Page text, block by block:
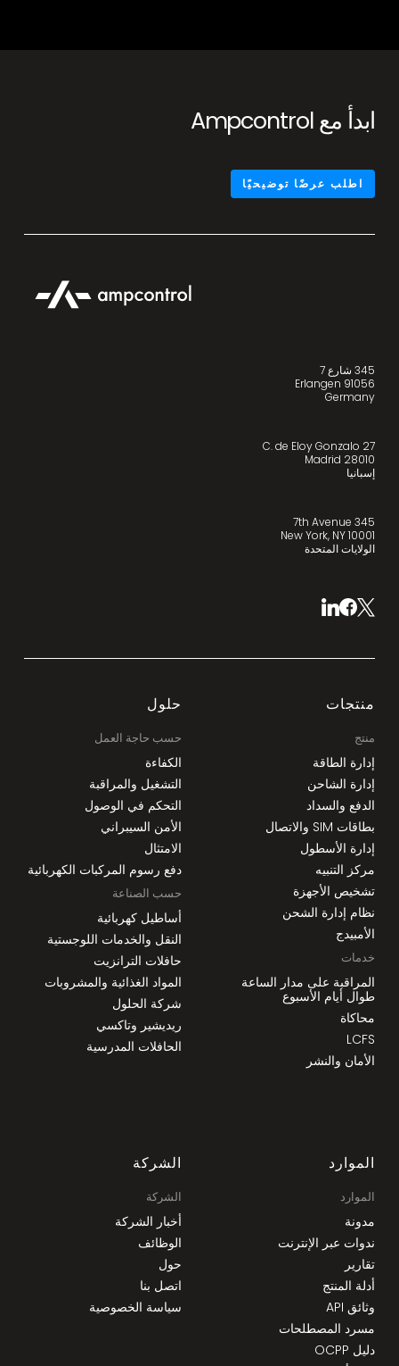
ابدأ مع Ampcontrol
اطلب عرضًا توضيحيًا
345 شارع 7
91056 Erlangen
Germany
C. de Eloy Gonzalo 27
28010 Madrid
إسبانيا
345 7th Avenue
New York, NY 10001
الولايات المتحدة
منتجات
منتج
إدارة الطاقة
إدارة الشاحن
الدفع والسداد
بطاقات SIM والاتصال
إدارة الأسطول
مركز التنبيه
تشخيص الأجهزة
نظام إدارة الشحن
الأمبيدج
خدمات
المراقبة على مدار الساعة
طوال أيام الأسبوع
محاكاة
LCFS
الأمان والنشر
حلول
حسب حاجة العمل
الكفاءة
التشغيل والمراقبة
التحكم في الوصول
الأمن السيبراني
الامتثال
دفع رسوم المركبات الكهربائية
حسب الصناعة
أساطيل كهربائية
النقل والخدمات اللوجستية
حافلات الترانزيت
المواد الغذائية والمشروبات
شركة الحلول
ريديشير وتاكسي
الحافلات المدرسية
الموارد
الموارد
مدونة
ندوات عبر الإنترنت
تقارير
أدلة المنتج
وثائق API
مسرد المصطلحات
دليل OCPP
الشركة
الشركة
أخبار الشركة
الوظائف
حول
اتصل بنا
سياسة الخصوصية